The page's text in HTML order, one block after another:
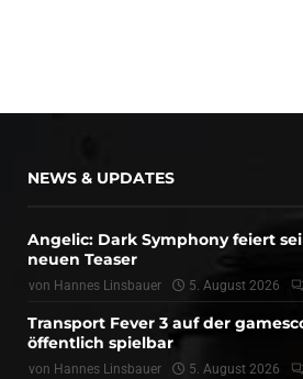
NEWS & UPDATES
Angelic: Dark Symphony feiert
neuen Teaser
von Hannes Linsbauer 5. August 2026
Transport Fever 3 auf der
öffentlich spielbar
von Hannes Linsbauer 5. August 2026